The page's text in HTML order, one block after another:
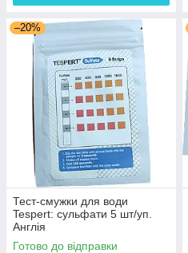
–20%
Тест-смужки для води
Tespert: сульфати 5 шт/уп.
Англія
Готово до відправки